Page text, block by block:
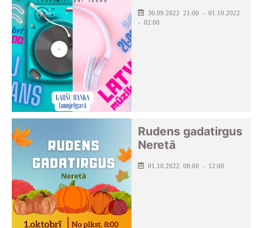
30.09.2022 21:00 - 01.10.2022
- 02:00
Rudens gadatirgus
Neretā
01.10.2022 08:00 - 12:00